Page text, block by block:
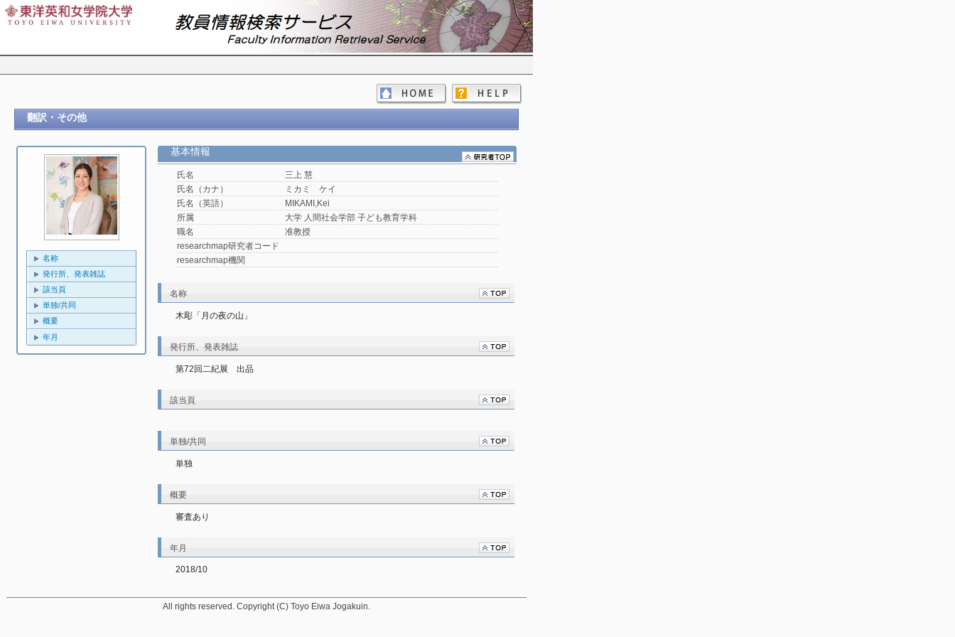
翻訳・その他
名称
発行所、発表雑誌
該当頁
単独/共同
概要
年月
基本情報
氏名
三上 慧
氏名（カナ）
ミカミ ケイ
氏名（英語）
MIKAMI,Kei
所属
大学 人間社会学部 子ども教育学科
職名
准教授
researchmap研究者コード
researchmap機関
名称
木彫「月の夜の山」
発行所、発表雑誌
第72回二紀展　出品
該当頁
単独/共同
単独
概要
審査あり
年月
2018/10